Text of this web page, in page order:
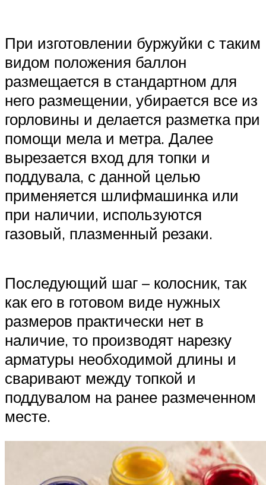
При изготовлении буржуйки с таким
видом положения баллон
размещается в стандартном для
него размещении, убирается все из
горловины и делается разметка при
помощи мела и метра. Далее
вырезается вход для топки и
поддувала, с данной целью
применяется шлифмашинка или
при наличии, используются
газовый, плазменный резаки.
Последующий шаг – колосник, так
как его в готовом виде нужных
размеров практически нет в
наличие, то производят нарезку
арматуры необходимой длины и
сваривают между топкой и
поддувалом на ранее размеченном
месте.